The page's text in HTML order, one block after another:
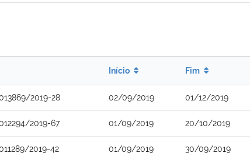
Início Fim
2019-28 02/09/2019 01/12/2019
2019-67 01/09/2019 20/10/2019
2019-42 01/09/2019 30/09/2019